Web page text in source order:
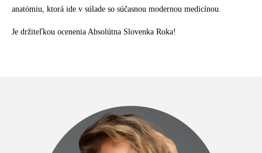
anatómiu, ktorá ide v súlade so súčasnou modernou medicínou.
Je držiteľkou ocenenia Absolútna Slovenka Roka!